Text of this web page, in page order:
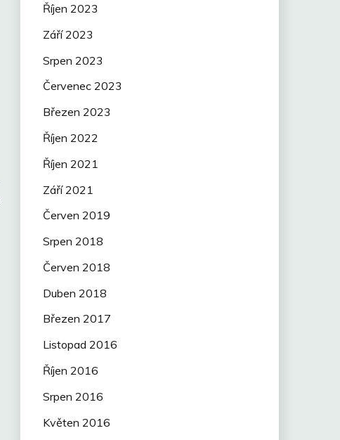
Říjen 2023
Září 2023
Srpen 2023
Červenec 2023
Březen 2023
Říjen 2022
Říjen 2021
Září 2021
Červen 2019
Srpen 2018
Červen 2018
Duben 2018
Březen 2017
Listopad 2016
Říjen 2016
Srpen 2016
Květen 2016